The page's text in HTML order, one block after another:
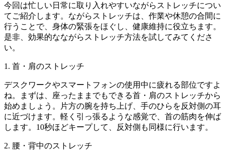
今回は忙しい日常に取り入れやすいながらストレッチについ
てご紹介します。ながらストレッチは、作業や休憩の合間に
行うことで、身体の緊張をほぐし、健康維持に役立ちます。
是非、効果的なながらストレッチ方法を試してみてくださ
い。
1. 首・肩のストレッチ
デスクワークやスマートフォンの使用中に疲れる部位ですよ
ね。まずは、座ったままでもできる首・肩のストレッチから
始めましょう。片方の腕を持ち上げ、手のひらを反対側の耳
に近づけます。軽く引っ張るような感覚で、首の筋肉を伸ば
します。 10秒ほどキープして、反対側も同様に行います。
2. 腰・背中のストレッチ